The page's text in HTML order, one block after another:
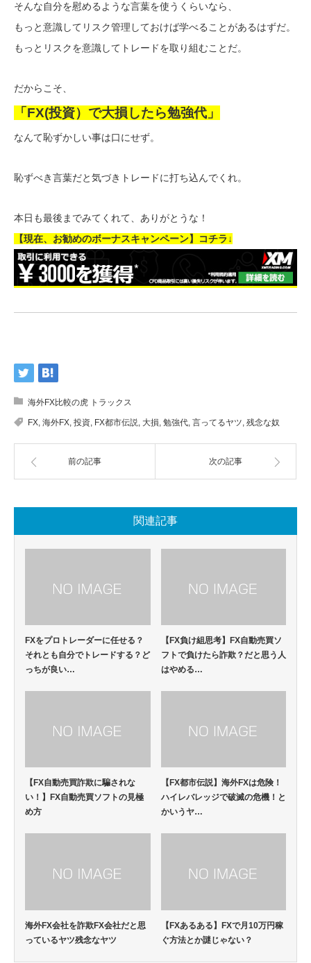
そんな自分を慰めるような言葉を使うくらいなら、
もっと意識してリスク管理しておけば学べることがあるはずだ。
もっとリスクを意識してトレードを取り組むことだ。
だからこそ、
「FX(投資）で大損したら勉強代」
なんて恥ずかしい事は口にせず。
恥ずべき言葉だと気づきトレードに打ち込んでくれ。
本日も最後までみてくれて、ありがとうな！
【現在、お勧めのボーナスキャンペーン】コチラ↓
海外FX比較の虎 トラックス
FX 海外FX 投資 FX都市伝説 大損 勉強代 言ってるヤツ 残念な奴
前の記事 次の記事
関連記事
FXをプロトレーダーに任せる？
それとも自分でトレードする？ど
っちが良い…
【FX負け組思考】FX自動売買ソ
フトで負けたら詐欺？だと思う人
はやめる…
【FX自動売買詐欺に騙されな
い！】FX自動売買ソフトの見極
め方
【FX都市伝説】海外FXは危険！
ハイレバレッジで破滅の危機！と
かいうヤ…
海外FX会社を詐欺FX会社だと思
っているヤツ残念なヤツ
【FXあるある】FXで月10万円稼
ぐ方法とか謎じゃない？